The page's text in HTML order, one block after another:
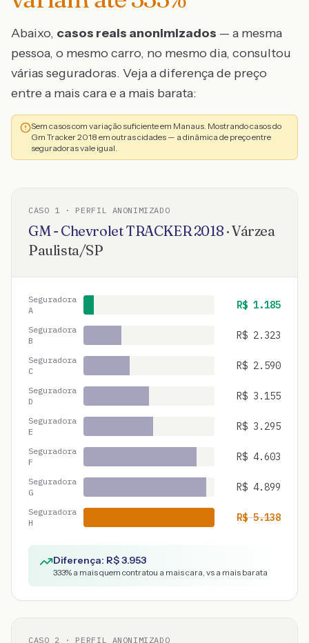
Abaixo, casos reais anonimizados — a mesma
pessoa, o mesmo carro, no mesmo dia, consultou
várias seguradoras. Veja a diferença de preço
entre a mais cara e a mais barata:
Sem casos com variação suficiente em Manaus. Mostrando casos do
Gm Tracker 2018 em outras cidades — a dinâmica de preço entre
seguradoras vale igual.
CASO 1 · PERFIL ANONIMIZADO
GM - ChevroletTRACKER2018 ·Várzea
Paulista/SP
Seguradora
A
R$ 1.185
Seguradora
B
R$ 2.323
Seguradora
C
R$ 2.590
Seguradora
D
R$ 3.155
Seguradora
E
R$ 3.295
Seguradora
F
R$ 4.603
Seguradora
G
R$ 4.899
Seguradora
H
R$5.138
Diferença: R$3.953
333% a mais quem contratou a mais cara, vs a mais barata
CASO 2 · PERFIL ANONIMIZADO